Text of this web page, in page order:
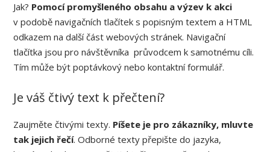
Jak? Pomocí promyšleného obsahu a výzev k akci
v podobě navigačních tlačítek s popisným textem a HTML
odkazem na další část webových stránek. Navigační
tlačítka jsou pro návštěvníka průvodcem k samotnému cíli.
Tím může být poptávkový nebo kontaktní formulář.
Je váš čtivý text k přečtení?
Zaujměte čtivými texty. Píšete je pro zákazníky, mluvte
tak jejich řečí. Odborné texty přepište do jazyka,